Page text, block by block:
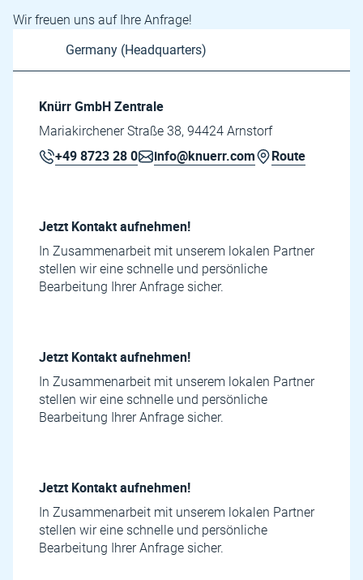
Wir freuen uns auf Ihre Anfrage!
Knürr GmbH Zentrale
Mariakirchener Straße 38, 94424 Arnstorf
+49 8723 28 0 info@knuerr.com Route
Jetzt Kontakt aufnehmen!
In Zusammenarbeit mit unserem lokalen Partner
stellen wir eine schnelle und persönliche
Bearbeitung Ihrer Anfrage sicher.
Jetzt Kontakt aufnehmen!
In Zusammenarbeit mit unserem lokalen Partner
stellen wir eine schnelle und persönliche
Bearbeitung Ihrer Anfrage sicher.
Jetzt Kontakt aufnehmen!
In Zusammenarbeit mit unserem lokalen Partner
stellen wir eine schnelle und persönliche
Bearbeitung Ihrer Anfrage sicher.